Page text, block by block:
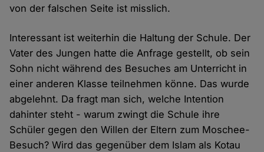
von der falschen Seite ist misslich.
Interessant ist weiterhin die Haltung der Schule. Der
Vater des Jungen hatte die Anfrage gestellt, ob sein
Sohn nicht während des Besuches am Unterricht in
einer anderen Klasse teilnehmen könne. Das wurde
abgelehnt. Da fragt man sich, welche Intention
dahinter steht - warum zwingt die Schule ihre
Schüler gegen den Willen der Eltern zum Moschee-
Besuch? Wird das gegenüber dem Islam als Kotau